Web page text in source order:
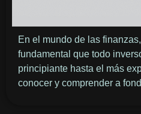
En el mundo de las
fundamental que todo
principiante hasta el más
conocer y comprender a